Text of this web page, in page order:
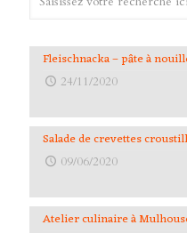
Fleischnacka – pâte à
24/11/2020
Salade de crevettes
09/06/2020
Atelier culinaire à